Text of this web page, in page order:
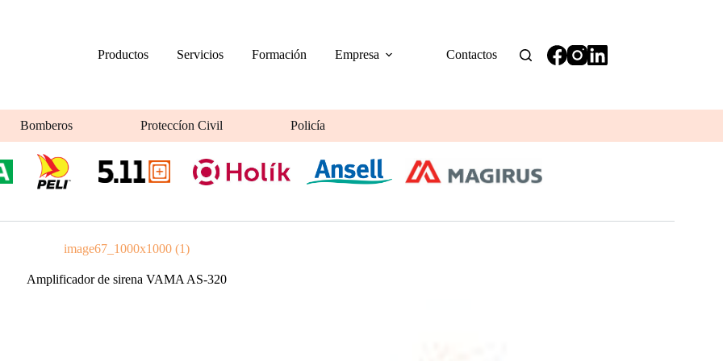
Productos
Servicios Formación Empresa Contactos
Bomberos Proteccíon Civil Policía
image67_1000x1000 (1)
Amplificador de sirena VAMA AS-320